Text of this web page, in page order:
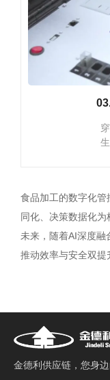
食品加工的数字化
同化、决策数据化为
未来，随着AI深度融
推动效率与安全双提
⾦德利供应链，您⾝